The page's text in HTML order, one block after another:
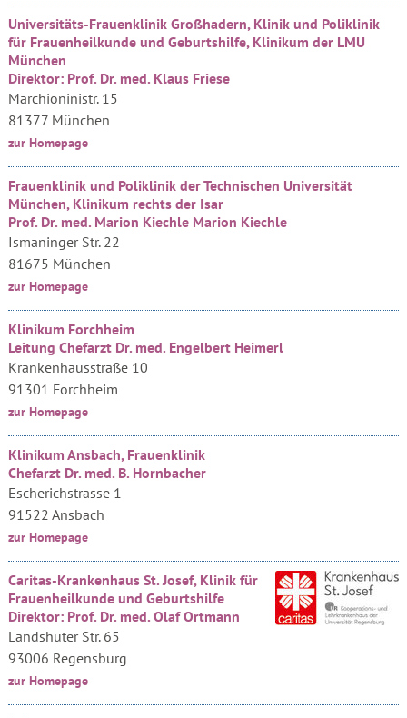
Universitäts-Frauenklinik Großhadern, Klinik und Poliklinik
für Frauenheilkunde und Geburtshilfe, Klinikum der LMU
München
Direktor: Prof. Dr. med. Klaus Friese
Marchioninistr. 15
81377 München
zur Homepage
Frauenklinik und Poliklinik der Technischen Universität
München, Klinikum rechts der Isar
Prof. Dr. med. Marion Kiechle Marion Kiechle
Ismaninger Str. 22
81675 München
zur Homepage
Klinikum Forchheim
Leitung Chefarzt Dr. med. Engelbert Heimerl
Krankenhausstraße 10
91301 Forchheim
zur Homepage
Klinikum Ansbach, Frauenklinik
Chefarzt Dr. med. B. Hornbacher
Escherichstrasse 1
91522 Ansbach
zur Homepage
Caritas-Krankenhaus St. Josef, Klinik für
Frauenheilkunde und Geburtshilfe
Direktor: Prof. Dr. med. Olaf Ortmann
Landshuter Str. 65
93006 Regensburg
zur Homepage